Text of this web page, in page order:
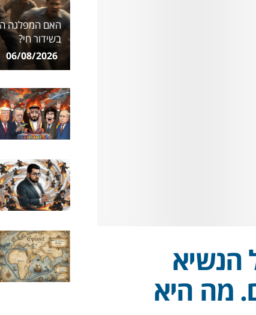
הנשיא
מה היא
האם המפלגה
בשידור חי?
06/08/2026